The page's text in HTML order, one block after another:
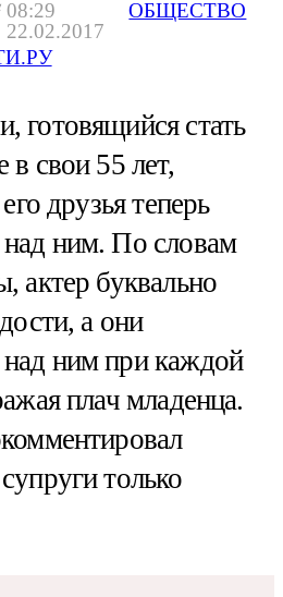
08:29
22.02.2017
ОБЩЕСТВО
готовящийся стать
в свои 55 лет,
друзья теперь
ним. По словам
актер буквально
а они
ним при каждой
плач младенца.
только